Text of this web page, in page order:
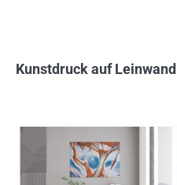
Kunstdruck auf Leinwand